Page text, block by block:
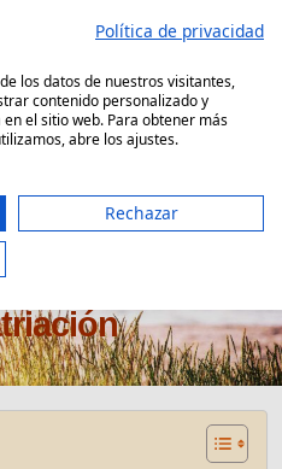
Triodos
Política de privacidad
los datos de nuestros visitantes,
contenido personalizado y
el sitio web. Para obtener más
abre los ajustes.
Rechazar